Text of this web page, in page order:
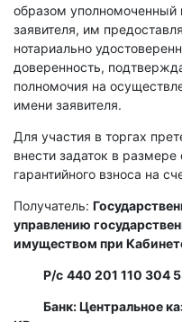
образом уполномоченный
заявителя, им
нотариально
доверенность,
полномочия на
имени заявителя.
Для участия в торгах
внести задаток в размере
гарантийного взноса на
Получатель:
управлению
имуществом при
Р/с 440 201 110 304
Банк: Центральное